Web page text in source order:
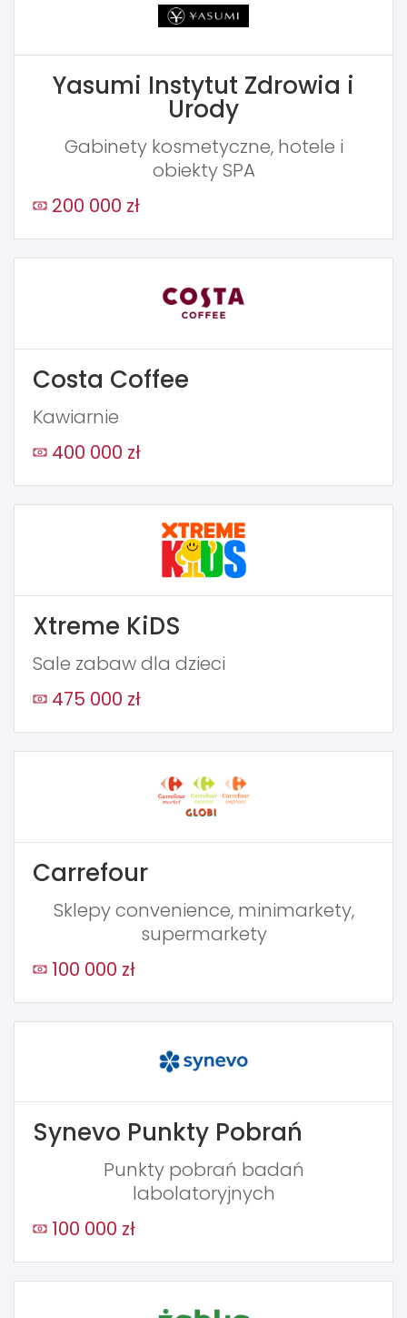
Yasumi Instytut Zdrowia i
Urody
Gabinety kosmetyczne, hotele i
obiekty SPA
200 000 zł
Costa Coffee
Kawiarnie
400 000 zł
Xtreme KiDS
Sale zabaw dla dzieci
475 000 zł
Carrefour
Sklepy convenience, minimarkety,
supermarkety
100 000 zł
Synevo Punkty Pobrań
Punkty pobrań badań
labolatoryjnych
100 000 zł